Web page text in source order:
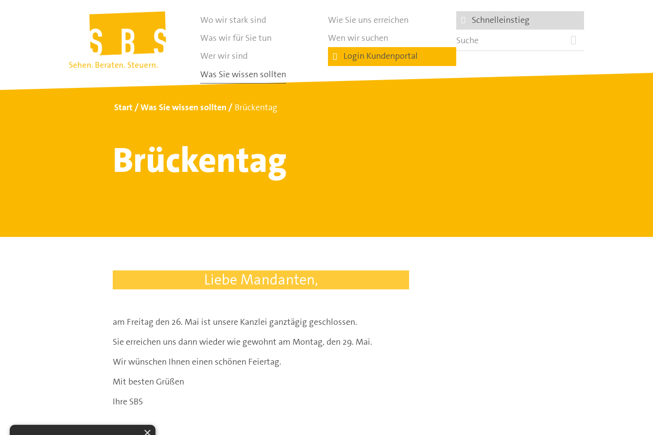
Wo wir stark sind
Was wir für Sie tun
Wer wir sind
Was Sie wissen sollten
Wie Sie uns erreichen
Wen wir suchen
Login Kundenportal
Schnelleinstieg
Start Was Sie wissen sollten Brückentag
Brückentag
Liebe Mandanten,
am Freitag den 26. Mai ist unsere Kanzlei ganztägig geschlossen.
Sie erreichen uns dann wieder wie gewohnt am Montag, den 29. Mai.
Wir wünschen Ihnen einen schönen Feiertag.
Mit besten Grüßen
Ihre SBS